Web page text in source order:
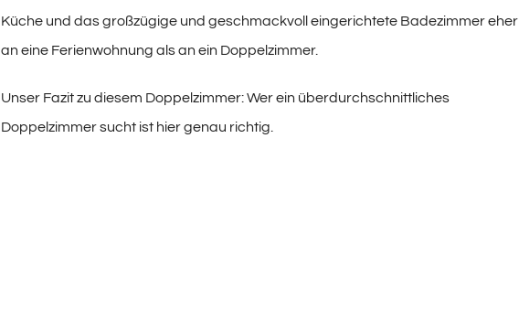
Küche und das großzügige und geschmackvoll eingerichtete Badezimmer eher
an eine Ferienwohnung als an ein Doppelzimmer.
Unser Fazit zu diesem Doppelzimmer: Wer ein überdurchschnittliches
Doppelzimmer sucht ist hier genau richtig.